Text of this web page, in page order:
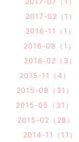
2017-02（1）
2016-11（1）
2016-08（1）
2016-02（3）
2015-11（4）
2015-08（31）
2015-05（31）
2015-02（28）
2014-11（11）